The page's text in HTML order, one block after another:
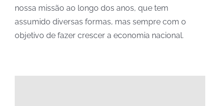
nossa missão ao longo dos anos, que tem
assumido diversas formas, mas sempre com o
objetivo de fazer crescer a economia nacional.